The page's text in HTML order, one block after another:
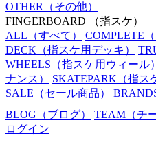
OTHER （その他）
FINGERBOARD
（指スケ）
ALL （すべて） COMPLETE
DECK （指スケ用デッキ）
WHEELS （指スケ用ウィール）
ナンス）
SKATEPARK （指ス
SALE （セール商品）
BLOG （ブログ） TEAM （チ
ログイン